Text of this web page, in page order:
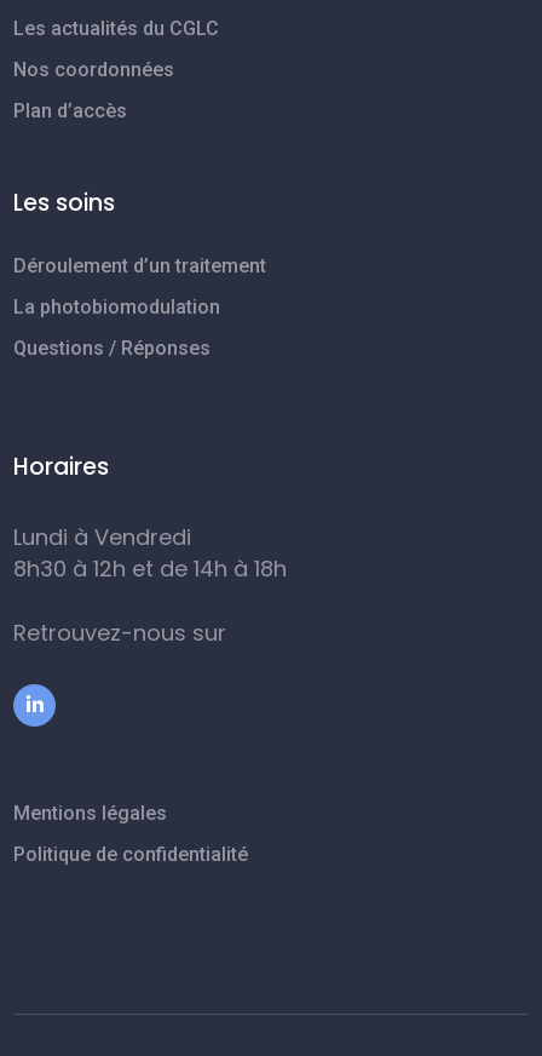
Les actualités du CGLC
Nos coordonnées
Plan d’accès
Les soins
Déroulement d’un traitement
La photobiomodulation
Questions / Réponses
Horaires
Lundi à Vendredi
8h30 à 12h et de 14h à 18h
Retrouvez-nous sur
Mentions légales
Politique de confidentialité